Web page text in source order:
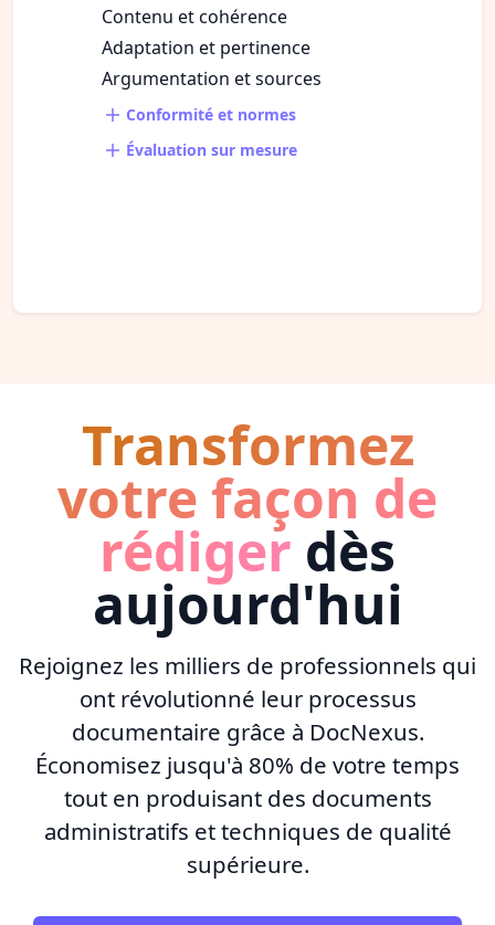
Contenu et cohérence
Adaptation et pertinence
Argumentation et sources
Conformité et normes
Évaluation sur mesure
Transformez
votre façon de
rédiger dès
aujourd'hui
Rejoignez les milliers de professionnels qui
ont révolutionné leur processus
documentaire grâce à DocNexus.
Économisez jusqu'à 80% de votre temps
tout en produisant des documents
administratifs et techniques de qualité
supérieure.